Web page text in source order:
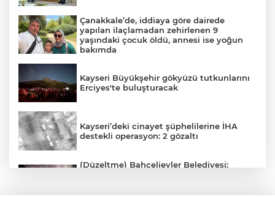
Çanakkale’de, iddiaya göre dairede
yapılan ilaçlamadan zehirlenen 9
yaşındaki çocuk öldü, annesi ise yoğun
bakımda
Kayseri Büyükşehir gökyüzü tutkunlarını
Erciyes'te buluşturacak
Kayseri’deki cinayet şüphelilerine İHA
destekli operasyon: 2 gözaltı
(Düzeltme) Bahçelievler Belediyesi:
bir can kaybı veya yaralanma